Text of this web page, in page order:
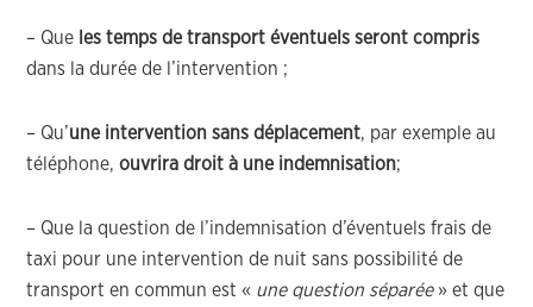
– Que les temps de transport éventuels seront compris
dans la durée de l’intervention ;
– Qu’une intervention sans déplacement, par exemple au
téléphone,ouvrira droit à une indemnisation;
– Que la question de l’indemnisation d’éventuels frais de
taxi pour une intervention de nuit sans possibilité de
transport en commun est « une question séparée » et que